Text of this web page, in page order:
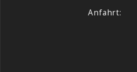
Anfahrt: